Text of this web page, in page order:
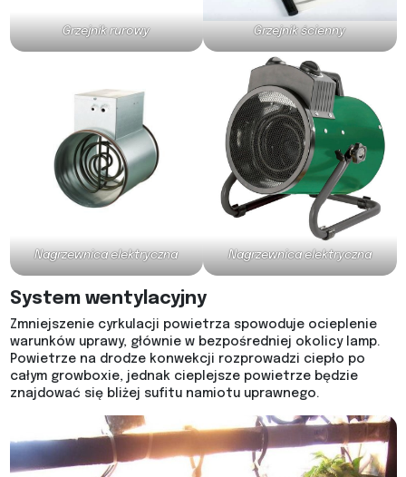
Grzejnik rurowy Grzejnik ścienny
Nagrzewnica elektryczna Nagrzewnica elektryczna
System wentylacyjny
Zmniejszenie cyrkulacji powietrza spowoduje ocieplenie
warunków uprawy, głównie w bezpośredniej okolicy lamp.
Powietrze na drodze konwekcji rozprowadzi ciepło po
całym growboxie, jednak cieplejsze powietrze będzie
znajdować się bliżej sufitu namiotu uprawnego.